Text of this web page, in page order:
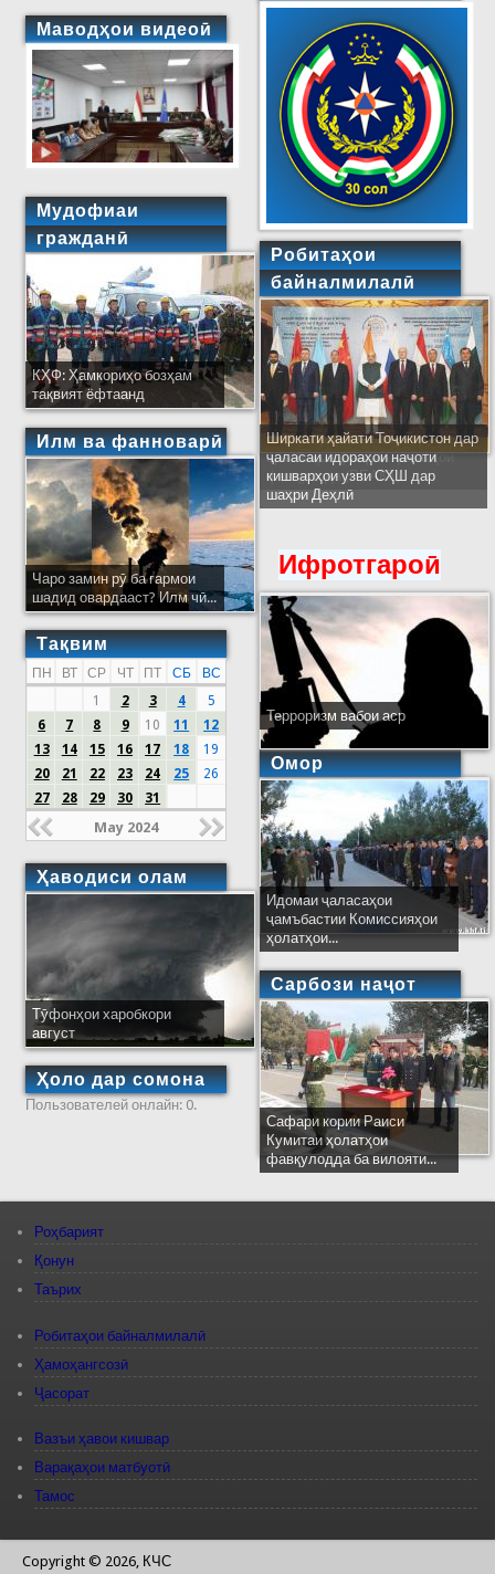
Маводҳои видеоӣ
Мудофиаи
гражданӣ
КҲФ: Ҳамкориҳо бозҳам
тақвият ёфтаанд
Илм ва фанноварӣ
Чаро замин рӯ ба гармои
шадид овардааст? Илм чӣ...
Тақвим
ПН ВТ СР ЧТ ПТ СБ
ВС
1
2 3 4
5
6
7 8 9 10 11
12
13
14 15 16 17 18
19
20
21 22 23 24 25
26
27
28 29 30 31
May 2024
Ҳаводиси олам
Тӯфонҳои харобкори
август
Ҳоло дар сомона
Пользователей онлайн: 0.
Робитаҳои
байналмилалӣ
Ширкати ҳайати Тоҷикистон дар
ҷаласаи идораҳои наҷоти
кишварҳои узви СҲШ дар
шаҳри Деҳлӣ
Ифротгароӣ
Терроризм вабои аср
Омор
Идомаи ҷаласаҳои
ҷамъбастии Комиссияҳои
ҳолатҳои...
Сарбози наҷот
Сафари кории Раиси
Кумитаи ҳолатҳои
фавқулодда ба вилояти...
Роҳбарият
Қонун
Таърих
Робитаҳои байналмилалӣ
Ҳамоҳангсозӣ
Ҷасорат
Вазъи ҳавои кишвар
Варақаҳои матбуотӣ
Тамос
Copyright © 2026, КЧС